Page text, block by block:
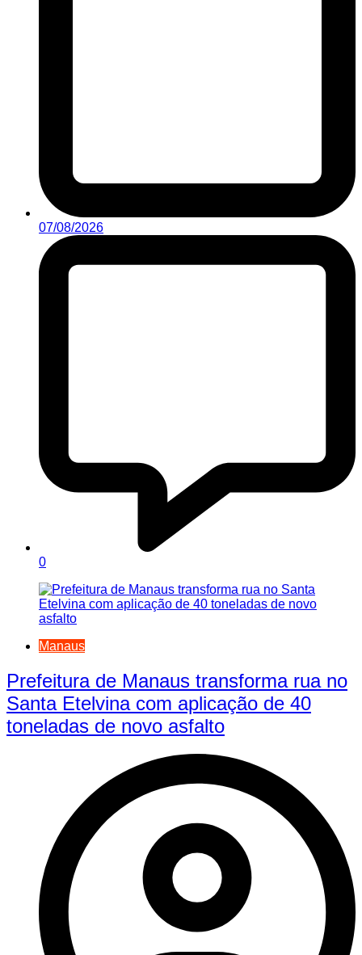
07/08/2026
0
Manaus
Prefeitura de Manaus transforma rua no
Santa Etelvina com aplicação de 40
toneladas de novo asfalto